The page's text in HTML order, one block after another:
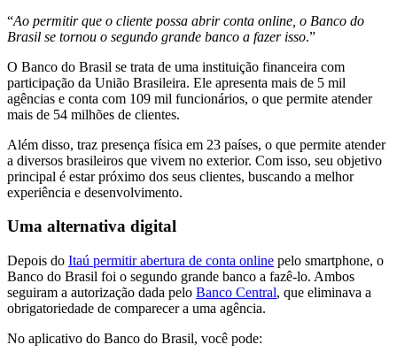
“Ao permitir que o cliente possa abrir conta online, o Banco do
Brasil se tornou o segundo grande banco a fazer isso.”
O Banco do Brasil se trata de uma instituição financeira com
participação da União Brasileira. Ele apresenta mais de 5 mil
agências e conta com 109 mil funcionários, o que permite atender
mais de 54 milhões de clientes.
Além disso, traz presença física em 23 países, o que permite atender
a diversos brasileiros que vivem no exterior. Com isso, seu objetivo
principal é estar próximo dos seus clientes, buscando a melhor
experiência e desenvolvimento.
Uma alternativa digital
Depois do Itaú permitir abertura de conta online pelo smartphone, o
Banco do Brasil foi o segundo grande banco a fazê-lo. Ambos
seguiram a autorização dada pelo Banco Central, que eliminava a
obrigatoriedade de comparecer a uma agência.
No aplicativo do Banco do Brasil, você pode: